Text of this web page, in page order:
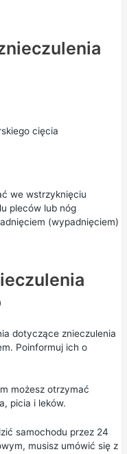
cięcia
we wstrzyknięciu
pleców lub nóg
(wypadnięciem)
dotyczące znieczulenia
Poinformuj ich o
możesz otrzymać
picia i leków.
samochodu przez 24
musisz umówić się z